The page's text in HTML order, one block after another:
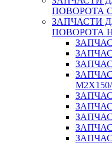
ПОВОРОТА
ЗАПЧАСТИ
ПОВОРОТА